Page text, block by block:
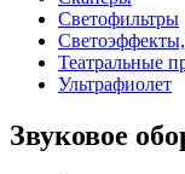
Светофильтры
Театральные
Ультрафиолет
Звуковое